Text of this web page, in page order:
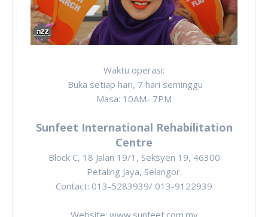
Waktu operasi:
Buka setiap hari, 7 hari seminggu
Masa: 10AM- 7PM
Sunfeet International Rehabilitation
Centre
Block C, 18 Jalan 19/1, Seksyen 19, 46300
Petaling Jaya, Selangor.
Contact: 013-5283939/ 013-9122939
Website: www.sunfeet.com.my